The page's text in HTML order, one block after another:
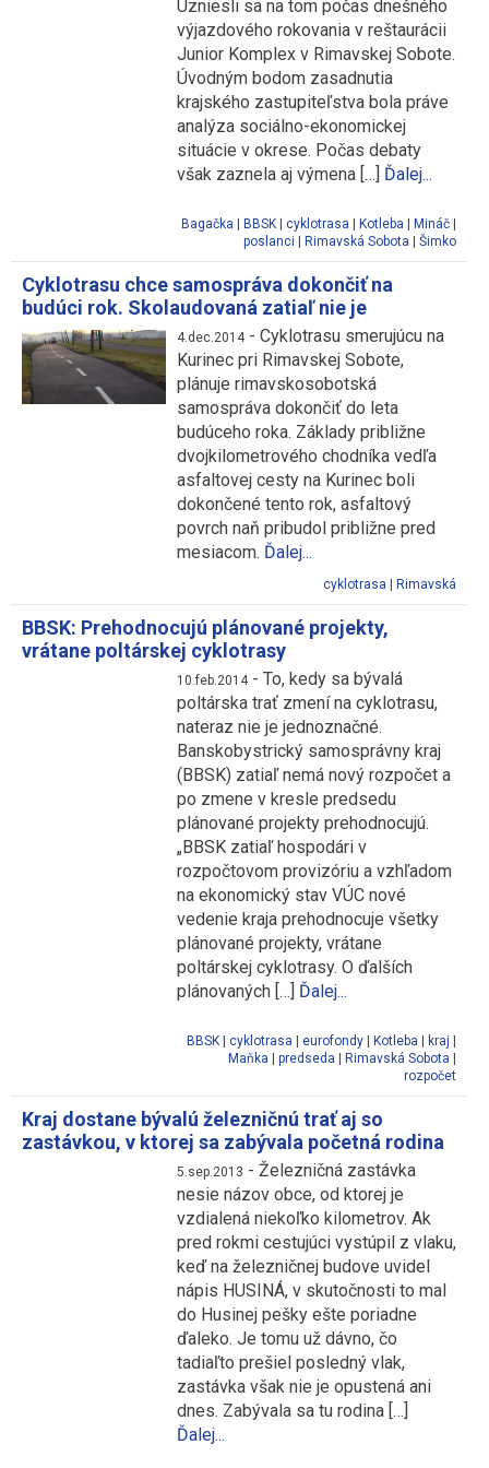
Uzniesli sa na tom počas dnešného
výjazdového rokovania v reštaurácii
Junior Komplex v Rimavskej Sobote.
Úvodným bodom zasadnutia
krajského zastupiteľstva bola práve
analýza sociálno-ekonomickej
situácie v okrese. Počas debaty
však zaznela aj výmena […] Ďalej...
Bagačka BBSK cyklotrasa Kotleba Mináč
poslanci
Rimavská Sobota Šimko
Cyklotrasu chce samospráva dokončiť na
budúci rok. Skolaudovaná zatiaľ nie je
4.dec.2014- Cyklotrasu smerujúcu na
Kurinec pri Rimavskej Sobote,
plánuje rimavskosobotská
samospráva dokončiť do leta
budúceho roka. Základy približne
dvojkilometrového chodníka vedľa
asfaltovej cesty na Kurinec boli
dokončené tento rok, asfaltový
povrch naň pribudol približne pred
mesiacom. Ďalej...
cyklotrasa Rimavská
BBSK: Prehodnocujú plánované projekty,
vrátane poltárskej cyklotrasy
10.feb.2014- To, kedy sa bývalá
poltárska trať zmení na cyklotrasu,
nateraz nie je jednoznačné.
Banskobystrický samosprávny kraj
(BBSK) zatiaľ nemá nový rozpočet a
po zmene v kresle predsedu
plánované projekty prehodnocujú.
„BBSK zatiaľ hospodári v
rozpočtovom provizóriu a vzhľadom
na ekonomický stav VÚC nové
vedenie kraja prehodnocuje všetky
plánované projekty, vrátane
poltárskej cyklotrasy. O ďalších
plánovaných […] Ďalej...
BBSK cyklotrasa eurofondy Kotleba kraj
Maňka
predseda Rimavská Sobota
rozpočet
Kraj dostane bývalú železničnú trať aj so
zastávkou, v ktorej sa zabývala početná rodina
5.sep.2013 - Železničná zastávka
nesie názov obce, od ktorej je
vzdialená niekoľko kilometrov. Ak
pred rokmi cestujúci vystúpil z vlaku,
keď na železničnej budove uvidel
nápis HUSINÁ, v skutočnosti to mal
do Husinej pešky ešte poriadne
ďaleko. Je tomu už dávno, čo
tadiaľto prešiel posledný vlak,
zastávka však nie je opustená ani
dnes. Zabývala sa tu rodina […]
Ďalej...